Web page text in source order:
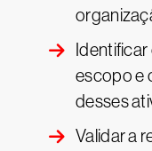
escopo e
desses
Validar a